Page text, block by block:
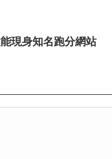
現身知名跑分網站